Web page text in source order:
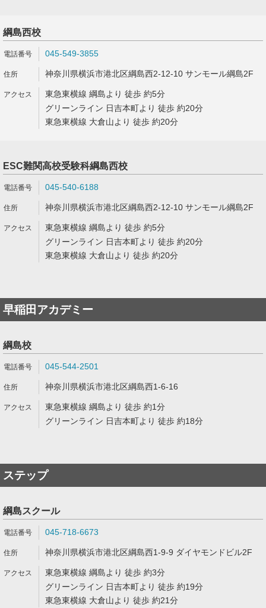
綱島西校
045-549-3855
神奈川県横浜市港北区綱島西2-12-10 サンモール綱島2F
東急東横線 綱島より 徒歩 約5分
グリーンライン 日吉本町より 徒歩 約20分
東急東横線 大倉山より 徒歩 約20分
ESC難関高校受験科綱島西校
045-540-6188
神奈川県横浜市港北区綱島西2-12-10 サンモール綱島2F
東急東横線 綱島より 徒歩 約5分
グリーンライン 日吉本町より 徒歩 約20分
東急東横線 大倉山より 徒歩 約20分
早稲田アカデミー
綱島校
045-544-2501
神奈川県横浜市港北区綱島西1-6-16
東急東横線 綱島より 徒歩 約1分
グリーンライン 日吉本町より 徒歩 約18分
ステップ
綱島スクール
045-718-6673
神奈川県横浜市港北区綱島西1-9-9 ダイヤモンドビル2F
東急東横線 綱島より 徒歩 約3分
グリーンライン 日吉本町より 徒歩 約19分
東急東横線 大倉山より 徒歩 約21分